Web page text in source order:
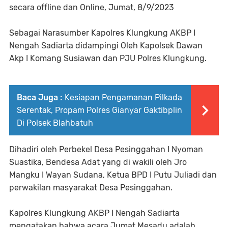
secara offline dan Online, Jumat, 8/9/2023
Sebagai Narasumber Kapolres Klungkung AKBP I
Nengah Sadiarta didampingi Oleh Kapolsek Dawan
Akp I Komang Susiawan dan PJU Polres Klungkung.
Baca Juga : Kesiapan Pengamanan Pilkada
Serentak, Propam Polres Gianyar Gaktibplin
Di Polsek Blahbatuh
Dihadiri oleh Perbekel Desa Pesinggahan I Nyoman
Suastika, Bendesa Adat yang di wakili oleh Jro
Mangku I Wayan Sudana, Ketua BPD I Putu Juliadi dan
perwakilan masyarakat Desa Pesinggahan.
Kapolres Klungkung AKBP I Nengah Sadiarta